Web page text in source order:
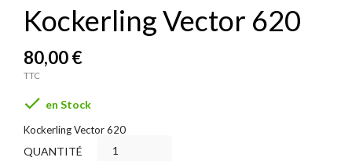
Kockerling Vector 620
80,00 €
TTC
 en Stock
Kockerling Vector 620
QUANTITÉ